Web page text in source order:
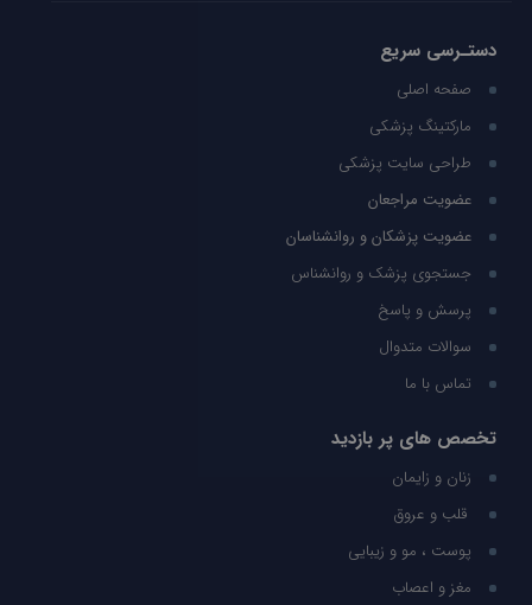
دستـرسی سریع
صفحه اصلی
مارکتینگ پزشکی
طراحی سایت پزشکی
عضویت مراجعان
عضویت پزشکان و روانشناسان
جستجوی پزشک و روانشناس
پرسش و پاسخ
سوالات متدوال
تماس با ما
تخصص های پر بازدید
زنان و زایمان
قلب و عروق
پوست ، مو و زیبایی
مغز و اعصاب